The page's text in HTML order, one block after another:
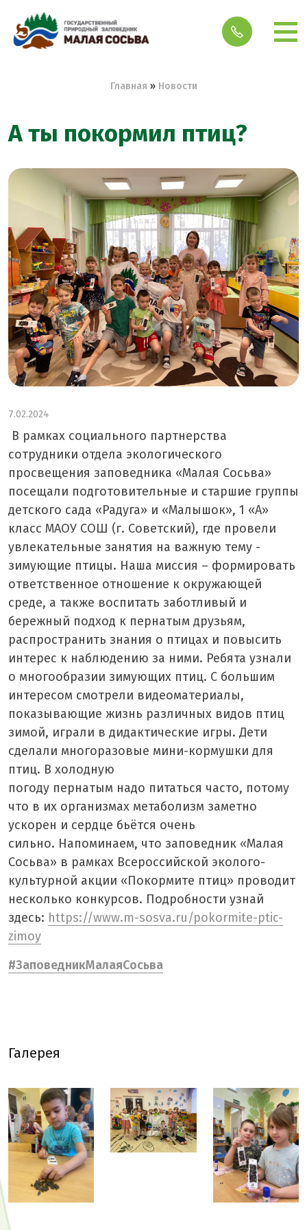
Строка навигации
Главная Новости
А ты покормил птиц?
7.02.2024
В рамках социального партнерства
сотрудники отдела экологического
просвещения заповедника «Малая Сосьва»
посещали подготовительные и старшие группы
детского сада «Радуга» и «Малышок», 1 «А»
класс МАОУ СОШ (г. Советский), где провели
увлекательные занятия на важную тему -
зимующие птицы. Наша миссия – формировать
ответственное отношение к окружающей
среде, а также воспитать заботливый и
бережный подход к пернатым друзьям,
распространить знания о птицах и повысить
интерес к наблюдению за ними. Ребята узнали
о многообразии зимующих птиц. С большим
интересом смотрели видеоматериалы,
показывающие жизнь различных видов птиц
зимой, играли в дидактические игры. Дети
сделали многоразовые мини-кормушки для
птиц. В холодную
погоду пернатым надо питаться часто, потому
что в их организмах метаболизм заметно
ускорен и сердце бьётся очень
сильно. Напоминаем, что заповедник «Малая
Сосьва» в рамках Всероссийской эколого-
культурной акции «Покормите птиц» проводит
несколько конкурсов. Подробности узнай
здесь: https://www.m-sosva.ru/pokormite-ptic-
zimoy
#ЗаповедникМалаяСосьва
Галерея